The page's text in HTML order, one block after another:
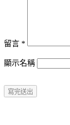
留言 *
顯示名稱